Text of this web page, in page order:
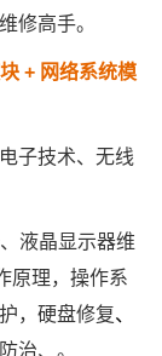
修高手。
+ 网络系统模
子技术、无线
、 液晶显示器维
原理，操作系
， 硬盘修复、
治、。